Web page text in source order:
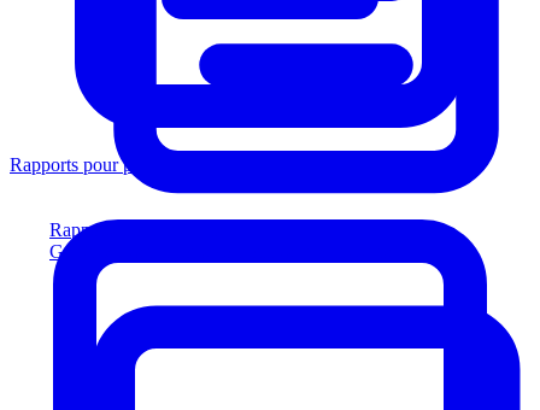
Rapports pour prêteurs
Générez des rapports conformes aux prêteurs
Rapports pour prêteurs